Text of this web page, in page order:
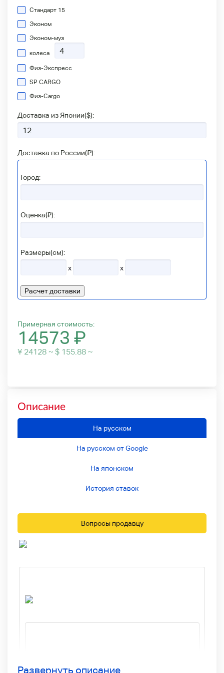
Стандарт 15
Эконом
Эконом-муз
колеса
Физ-Экспресс
SP CARGO
Физ-Сargo
Доставка из Японии($):
Доставка по России(₽):
Город:
Оценка(₽):
Размеры(см):
x
x
Расчет доставки
Примерная стоимость:
14573 ₽
¥ 24128 ~ $ 155.88 ~
Описание
На русском
На русском от Google
На японском
История ставок
Вопросы продавцу
Развернуть описание